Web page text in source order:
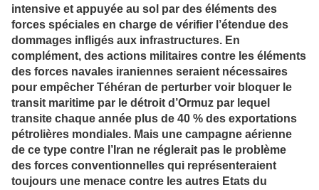
intensive et appuyée au sol par des éléments des
forces spéciales en charge de vérifier l’étendue des
dommages infligés aux infrastructures. En
complément, des actions militaires contre les éléments
des forces navales iraniennes seraient nécessaires
pour empêcher Téhéran de perturber voir bloquer le
transit maritime par le détroit d’Ormuz par lequel
transite chaque année plus de 40 % des exportations
pétrolières mondiales. Mais une campagne aérienne
de ce type contre l’Iran ne réglerait pas le problème
des forces conventionnelles qui représenteraient
toujours une menace contre les autres Etats du